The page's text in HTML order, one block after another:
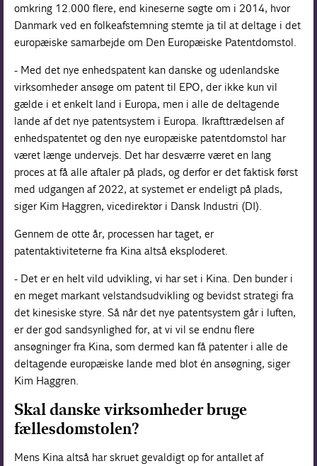
omkring 12.000 flere, end kineserne søgte om i 2014, hvor
Danmark ved en folkeafstemning stemte ja til at deltage i det
europæiske samarbejde om Den Europæiske Patentdomstol.
- Med det nye enhedspatent kan danske og udenlandske
virksomheder ansøge om patent til EPO, der ikke kun vil
gælde i et enkelt land i Europa, men i alle de deltagende
lande af det nye patentsystem i Europa. Ikrafttrædelsen af
enhedspatentet og den nye europæiske patentdomstol har
været længe undervejs. Det har desværre været en lang
proces at få alle aftaler på plads, og derfor er det faktisk først
med udgangen af 2022, at systemet er endeligt på plads,
siger Kim Haggren, vicedirektør i Dansk Industri (DI).
Gennem de otte år, processen har taget, er
patentaktiviteterne fra Kina altså eksploderet.
- Det er en helt vild udvikling, vi har set i Kina. Den bunder i
en meget markant velstandsudvikling og bevidst strategi fra
det kinesiske styre. Så når det nye patentsystem går i luften,
er der god sandsynlighed for, at vi vil se endnu flere
ansøgninger fra Kina, som dermed kan få patenter i alle de
deltagende europæiske lande med blot én ansøgning, siger
Kim Haggren.
Skal danske virksomheder bruge
fællesdomstolen?
Mens Kina altså har skruet gevaldigt op for antallet af